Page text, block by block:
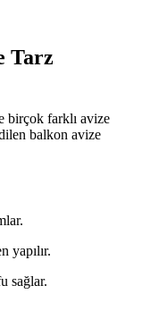
Tarz
birçok farklı avize
balkon avize
yapılır.
sağlar.